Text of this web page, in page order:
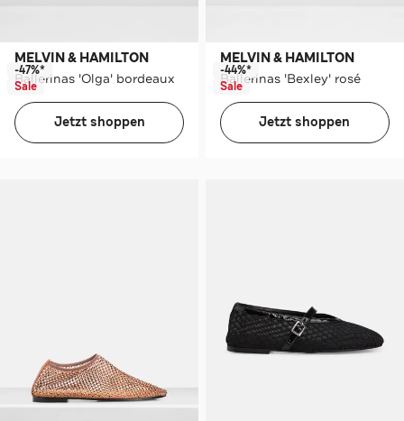
MELVIN & HAMILTON
Ballerinas 'Olga' bordeaux
-47%*
Sale
Jetzt shoppen
MELVIN & HAMILTON
Ballerinas 'Bexley' rosé
-44%*
Sale
Jetzt shoppen